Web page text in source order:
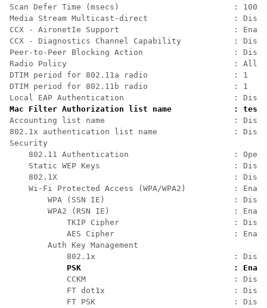
Scan Defer Time (msecs)
Media Stream Multicast-direct                  :
CCX - AironetIe Support                        :
CCX - Diagnostics Channel Capability           :
Peer-to-Peer Blocking Action                   :
Radio Policy
DTIM period for 802.11a radio
DTIM period for 802.11b radio
Local EAP Authentication                       :
Mac Filter Authorization list name             :
Accounting list name                           :
802.1x authentication list name                :
802.11 Authentication                      :
Static WEP Keys                            :
802.1X                                     :
Wi-Fi Protected Access (WPA/WPA2)          :
WPA (SSN IE)                           :
WPA2 (RSN IE)                          :
TKIP Cipher                        :
AES Cipher                         :
Auth Key
802.1x                             :
PSK                                :
CCKM                               :
FT dot1x                           :
FT PSK                             :